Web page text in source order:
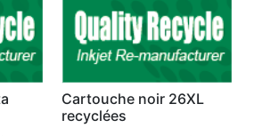
Cartouche noir 26XL
recyclées